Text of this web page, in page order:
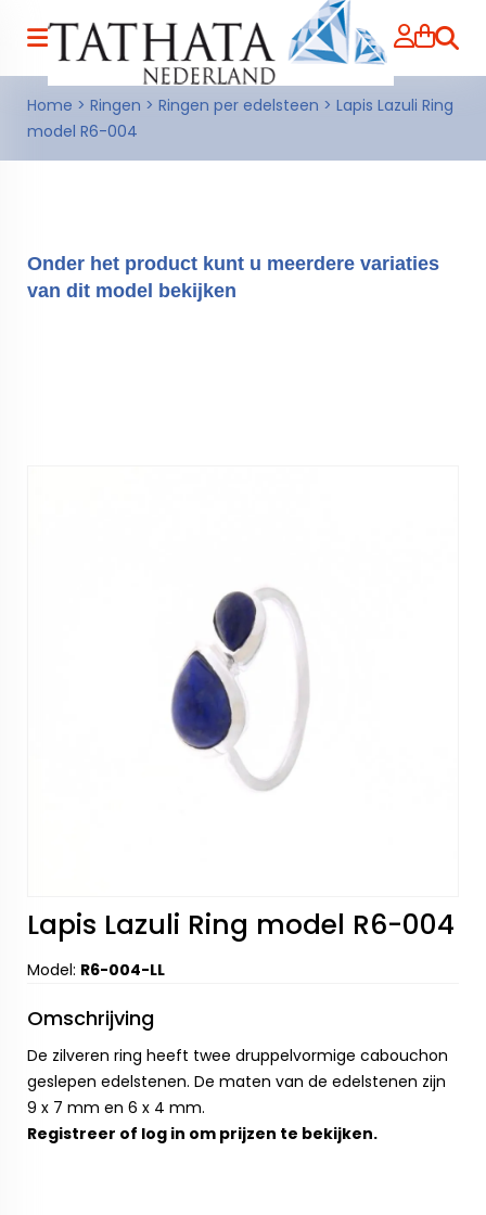
Home > Ringen > Ringen per edelsteen > Lapis Lazuli Ring
model R6-004
Onder het product kunt u meerdere variaties
van dit model bekijken
Lapis Lazuli Ring model R6-004
Model: R6-004-LL
Omschrijving
De zilveren ring heeft twee druppelvormige cabouchon
geslepen edelstenen. De maten van de edelstenen zijn
9 x 7 mm en 6 x 4 mm.
Registreer of log in om prijzen te bekijken.